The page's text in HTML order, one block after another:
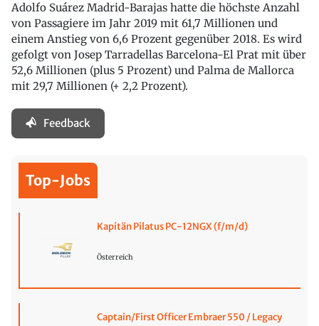
Adolfo Suárez Madrid-Barajas hatte die höchste Anzahl
von Passagiere im Jahr 2019 mit 61,7 Millionen und
einem Anstieg von 6,6 Prozent gegenüber 2018. Es wird
gefolgt von Josep Tarradellas Barcelona-El Prat mit über
52,6 Millionen (plus 5 Prozent) und Palma de Mallorca
mit 29,7 Millionen (+ 2,2 Prozent).
Feedback
Top-Jobs
Kapitän Pilatus PC-12NGX (f/m/d)
Österreich
Captain/First Officer Embraer 550 / Legacy